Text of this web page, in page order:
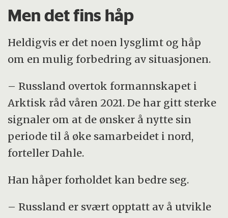
Men det fins håp
Heldigvis er det noen lysglimt og håp
om en mulig forbedring av situasjonen.
– Russland overtok formannskapet i
Arktisk råd våren 2021. De har gitt sterke
signaler om at de ønsker å nytte sin
periode til å øke samarbeidet i nord,
forteller Dahle.
Han håper forholdet kan bedre seg.
– Russland er svært opptatt av å utvikle